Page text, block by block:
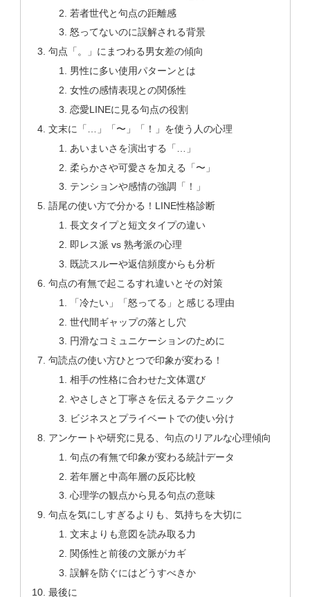
若者世代と句点の距離感
怒ってないのに誤解される背景
句点「。」にまつわる男女差の傾向
男性に多い使用パターンとは
女性の感情表現との関係性
恋愛LINEに見る句点の役割
文末に「…」「〜」「！」を使う人の心理
あいまいさを演出する「…」
柔らかさや可愛さを加える「〜」
テンションや感情の強調「！」
語尾の使い方で分かる！LINE性格診断
長文タイプと短文タイプの違い
即レス派 vs 熟考派の心理
既読スルーや返信頻度からも分析
句点の有無で起こるすれ違いとその対策
「冷たい」「怒ってる」と感じる理由
世代間ギャップの落とし穴
円滑なコミュニケーションのために
句読点の使い方ひとつで印象が変わる！
相手の性格に合わせた文体選び
やさしさと丁寧さを伝えるテクニック
ビジネスとプライベートでの使い分け
アンケートや研究に見る、句点のリアルな心理傾向
句点の有無で印象が変わる統計データ
若年層と中高年層の反応比較
心理学の観点から見る句点の意味
句点を気にしすぎるよりも、気持ちを大切に
文末よりも意図を読み取る力
関係性と前後の文脈がカギ
誤解を防ぐにはどうすべきか
最後に